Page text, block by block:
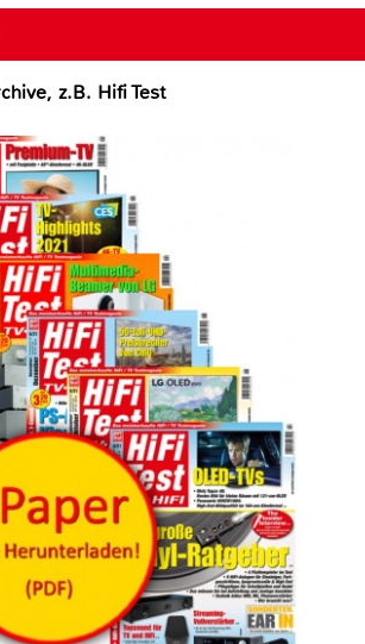
z.B. Hifi Test